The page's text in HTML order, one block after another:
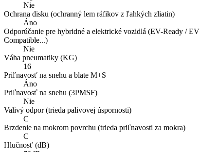
Nie
Ochrana disku (ochranný lem ráfikov z ľahkých zliatin)
Áno
Odporúčanie pre hybridné a elektrické vozidlá (EV-Ready / EV
Compatible...)
Nie
Váha pneumatiky (KG)
16
Priľnavosť na snehu a blate M+S
Áno
Priľnavosť na snehu (3PMSF)
Nie
Valivý odpor (trieda palivovej úspornosti)
C
Brzdenie na mokrom povrchu (trieda priľnavosti za mokra)
C
Hlučnosť (dB)